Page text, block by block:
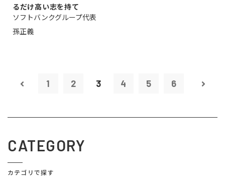
るだけ高い志を持て
ソフトバンクグループ代表
孫正義
1 2 3 4 5 6
CATEGORY
カテゴリで探す